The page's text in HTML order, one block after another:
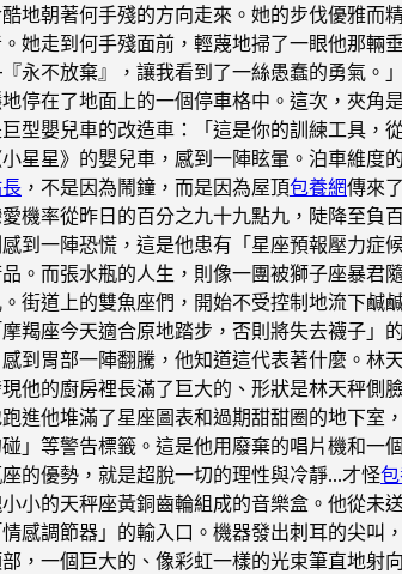
地朝著何手殘的方向走來。她的步伐優雅而
她走到何手殘面前，輕蔑地掃了一眼他那
不放棄』，讓我看到了一絲愚蠢的勇氣。
停在了地面上的一個停車格中。這次，夾
型嬰兒車的改造車：「這是你的訓練工具
星星》的嬰兒車，感到一陣眩暈。泊車維
，不是因為鬧鐘，而是因為屋頂包養網傳來
機率從昨日的百分之九十九點九，陡降至
到一陣恐慌，這是他患有「星座預報壓力
。而張水瓶的人生，則像一團被獅子座暴
街道上的雙魚座們，開始不受控制地流下鹹
羯座今天適合原地踏步，否則將失去襪子」
到胃部一陣翻騰，他知道這代表著什麼。
他的廚房裡長滿了巨大的、形狀是林天秤
進他堆滿了星座圖表和過期甜甜圈的地下
」等警告標籤。這是他用廢棄的唱片機和
的優勢，就是超脫一切的理性與冷靜…才怪
小的天秤座黃銅齒輪組成的音樂盒。他從
感調節器」的輸入口。機器發出刺耳的尖
，一個巨大的、像彩虹一樣的光束筆直地射